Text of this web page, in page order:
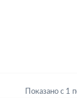
Показано с 1